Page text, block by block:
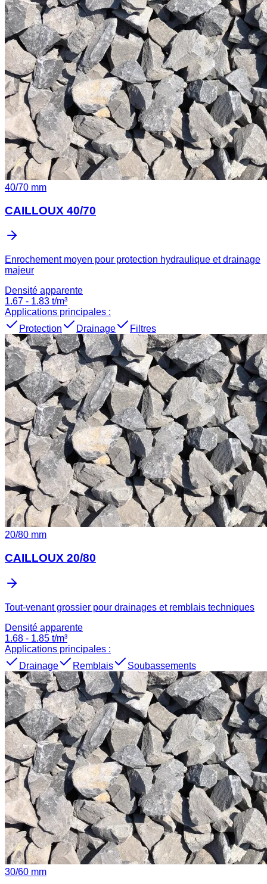
40/70 mm
CAILLOUX 40/70
Enrochement moyen pour protection hydraulique et drainage
majeur
Densité apparente
1.67 - 1.83 t/m³
Applications principales :
Protection
Drainage Filtres
20/80 mm
CAILLOUX 20/80
Tout-venant grossier pour drainages et remblais techniques
Densité apparente
1.68 - 1.85 t/m³
Applications principales :
Drainage
Remblais Soubassements
30/60 mm